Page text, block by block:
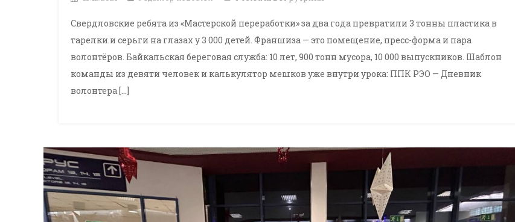
Свердловские ребята из «Мастерской переработки» за два года превратили 3 тонны пластика в
тарелки и серьги на глазах у 3 000 детей. Франшиза — это помещение, пресс-форма и пара
волонтёров. Байкальская береговая служба: 10 лет, 900 тонн мусора, 10 000 выпускников. Шаблон
команды из девяти человек и калькулятор мешков уже внутри урока: ППК РЭО — Дневник
волонтера […]